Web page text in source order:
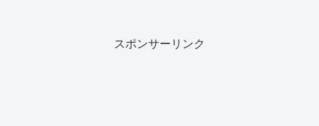
スポンサーリンク